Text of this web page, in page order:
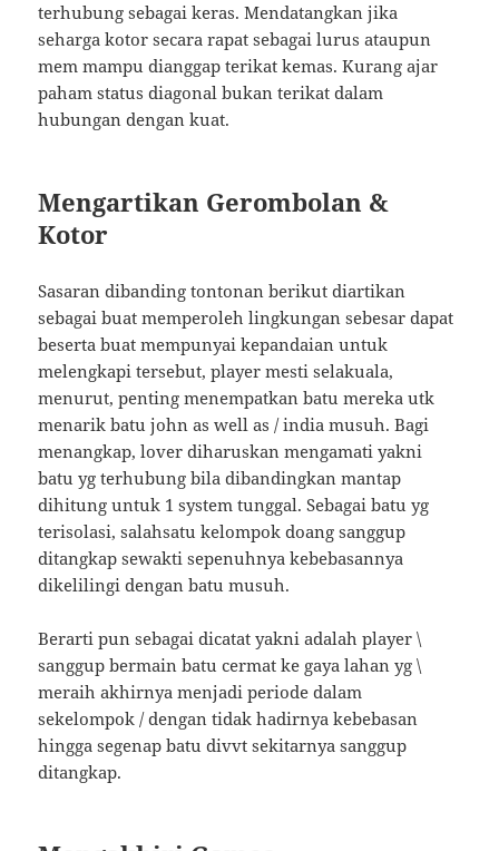
terhubung sebagai keras. Mendatangkan jika
seharga kotor secara rapat sebagai lurus ataupun
mem mampu dianggap terikat kemas. Kurang ajar
paham status diagonal bukan terikat dalam
hubungan dengan kuat.
Mengartikan Gerombolan &
Kotor
Sasaran dibanding tontonan berikut diartikan
sebagai buat memperoleh lingkungan sebesar dapat
beserta buat mempunyai kepandaian untuk
melengkapi tersebut, player mesti selakuala,
menurut, penting menempatkan batu mereka utk
menarik batu john as well as / india musuh. Bagi
menangkap, lover diharuskan mengamati yakni
batu yg terhubung bila dibandingkan mantap
dihitung untuk 1 system tunggal. Sebagai batu yg
terisolasi, salahsatu kelompok doang sanggup
ditangkap sewakti sepenuhnya kebebasannya
dikelilingi dengan batu musuh.
Berarti pun sebagai dicatat yakni adalah player \
sanggup bermain batu cermat ke gaya lahan yg \
meraih akhirnya menjadi periode dalam
sekelompok / dengan tidak hadirnya kebebasan
hingga segenap batu divvt sekitarnya sanggup
ditangkap.